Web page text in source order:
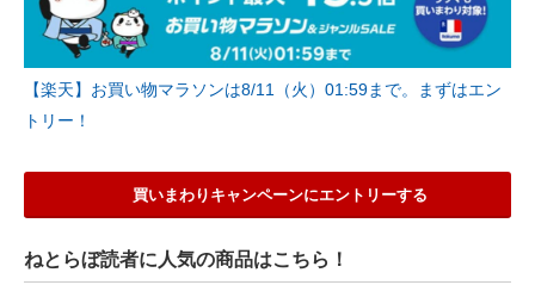
【楽天】お買い物マラソンは8/11（火）01:59まで。まずはエン
トリー！
買いまわりキャンペーンにエントリーする
ねとらぼ読者に人気の商品はこちら！